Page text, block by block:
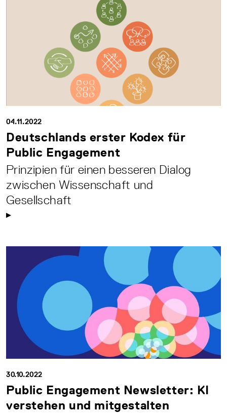
04.11.2022
Deutschlands erster Kodex für
Public Engagement
Prinzipien für einen besseren Dialog
zwischen Wissenschaft und
Gesellschaft
30.10.2022
Public Engagement Newsletter: KI
verstehen und mitgestalten